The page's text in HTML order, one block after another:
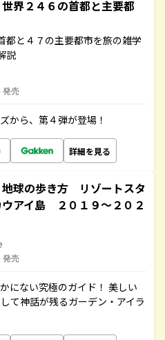
界２４６の首都と主要都
都と４７の主要都市を旅の雑学
説
発売
から、第４弾が登場！
詳細を見る
球の歩き方 リゾートスタ
アイ島 ２０１９～２０２
発売
にない究極のガイド！ 美しい
て神話が残るガーデン・アイラ